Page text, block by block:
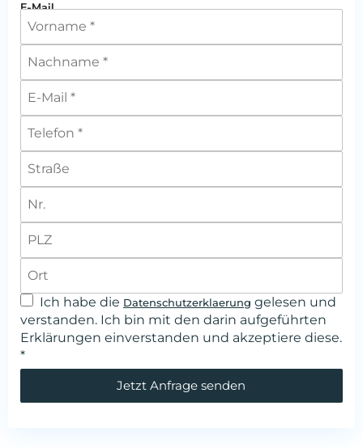
E-Mail
office@brumani.de
Ich habe die Datenschutzerklaerung gelesen und
verstanden. Ich bin mit den darin aufgeführten
Erklärungen einverstanden und akzeptiere diese.
*
Jetzt Anfrage senden